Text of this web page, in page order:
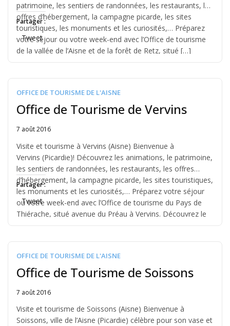
patrimoine, les sentiers de randonnées, les restaurants, les
offres d’hébergement, la campagne picarde, les sites
touristiques, les monuments et les curiosités,… Préparez
votre séjour ou votre week-end avec l’Office de tourisme
de la vallée de l’Aisne et de la forêt de Retz, situé […]
Partager :
Tweet
OFFICE DE TOURISME DE L'AISNE
Office de Tourisme de Vervins
Written
Jérémie
7 août 2016
Visite et tourisme à Vervins (Aisne) Bienvenue à
Vervins (Picardie)! Découvrez les animations, le patrimoine,
les sentiers de randonnées, les restaurants, les offres
d’hébergement, la campagne picarde, les sites touristiques,
les monuments et les curiosités,… Préparez votre séjour
ou votre week-end avec l’Office de tourisme du Pays de
Thiérache, situé avenue du Préau à Vervins. Découvrez le
Partager :
Tweet
OFFICE DE TOURISME DE L'AISNE
Office de Tourisme de Soissons
Written
Jérémie
7 août 2016
Visite et tourisme de Soissons (Aisne) Bienvenue à
Soissons, ville de l’Aisne (Picardie) célèbre pour son vase et